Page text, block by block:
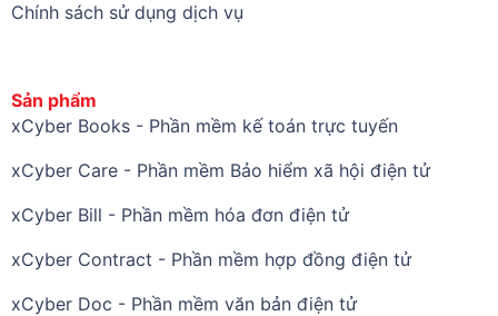
Chính sách sử dụng dịch vụ
Sản phẩm
xCyber Books - Phần mềm kế toán trực tuyến
xCyber Care - Phần mềm Bảo hiểm xã hội điện tử
xCyber Bill - Phần mềm hóa đơn điện tử
xCyber Contract - Phần mềm hợp đồng điện tử
xCyber Doc - Phần mềm văn bản điện tử